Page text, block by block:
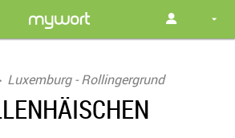
Luxemburg - Rollingergrund